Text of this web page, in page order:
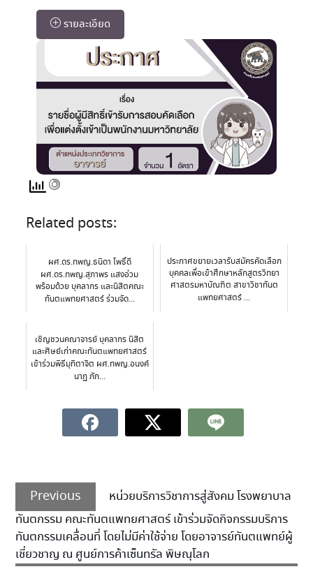
รายละเอียด
Related posts:
ผศ.ดร.ทพญ.ธนิดา โพธิ์ดี
ผศ.ดร.ทพญ.สุภาพร แสงอ่วม
พร้อมด้วย บุคลากร และนิสิตคณะ
ทันตแพทยศาสตร์ ร่วมจัด...
ประกาศขยายเวลารับสมัครคัดเลือก
บุคคลเพื่อเข้าศึกษาหลักสูตรวิทยา
ศาสตรมหาบัณฑิต สาขาวิชาทันต
แพทยศาสตร์ ...
เชิญชวนคณาจารย์ บุคลากร นิสิต
และศิษย์เก่าคณะทันตแพทยศาสตร์
เข้าร่วมพิธีมุทิตาจิต ผศ.ทพญ.อนงค์
นาฏ ภัก...
Previous
หน่วยบริการวิชาการสู่สังคม โรงพยาบาล
ทันตกรรม คณะทันตแพทยศาสตร์ เข้าร่วมจัดกิจกรรมบริการ
ทันตกรรมเคลื่อนที่ โดยไม่มีค่าใช้จ่าย โดยอาจารย์ทันตแพทย์ผู้
เชี่ยวชาญ ณ ศูนย์การค้าเซ็นทรัล พิษณุโลก